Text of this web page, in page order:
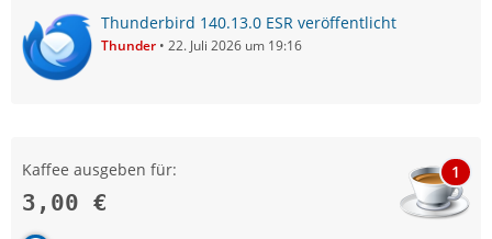
Thunderbird 140.13.0 ESR veröffentlicht
Thunder 22. Juli 2026 um 19:16
Kaffee ausgeben für:
3,00 €
1